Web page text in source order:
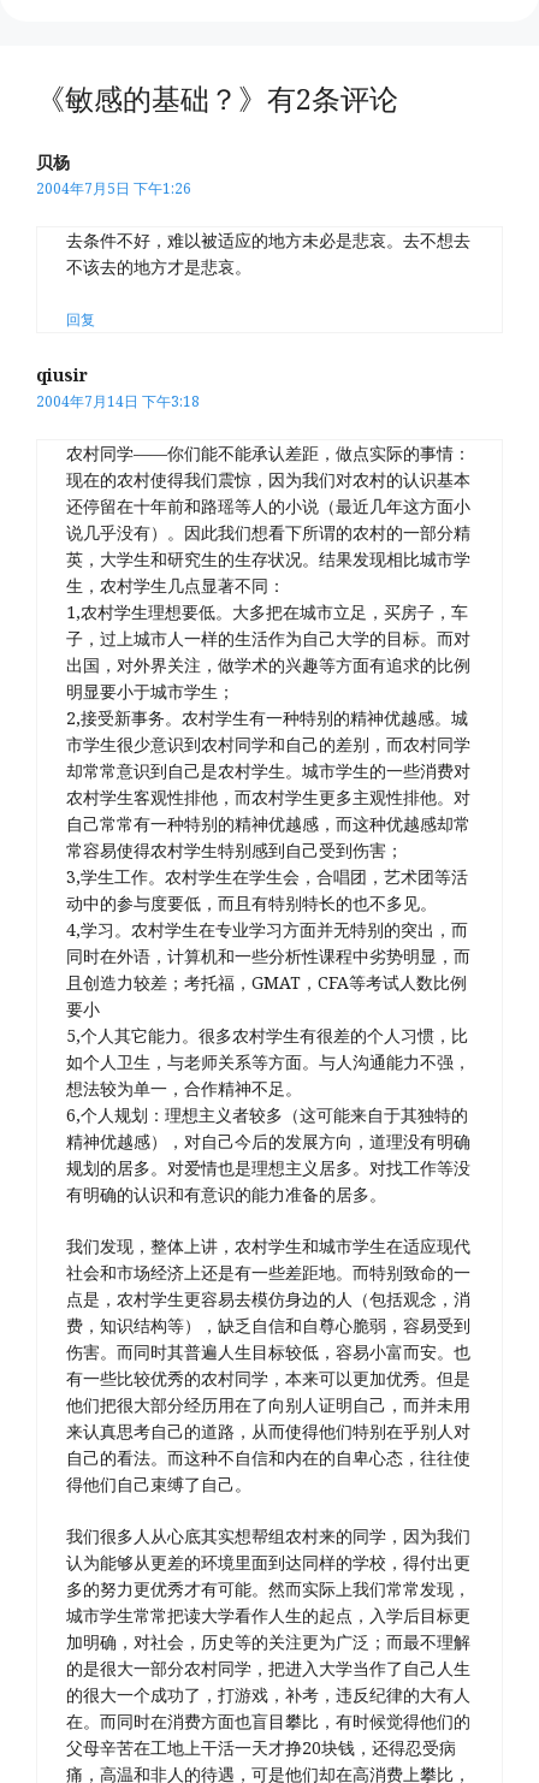
《敏感的基础？》有2条评论
贝杨
2004年7月5日 下午1:26
去条件不好，难以被适应的地方未必是悲哀。去不想去
不该去的地方才是悲哀。
回复
qiusir
2004年7月14日 下午3:18
农村同学——你们能不能承认差距，做点实际的事情：
现在的农村使得我们震惊，因为我们对农村的认识基本
还停留在十年前和路瑶等人的小说（最近几年这方面小
说几乎没有）。因此我们想看下所谓的农村的一部分精
英，大学生和研究生的生存状况。结果发现相比城市学
生，农村学生几点显著不同：
1,农村学生理想要低。大多把在城市立足，买房子，车
子，过上城市人一样的生活作为自己大学的目标。而对
出国，对外界关注，做学术的兴趣等方面有追求的比例
明显要小于城市学生；
2,接受新事务。农村学生有一种特别的精神优越感。城
市学生很少意识到农村同学和自己的差别，而农村同学
却常常意识到自己是农村学生。城市学生的一些消费对
农村学生客观性排他，而农村学生更多主观性排他。对
自己常常有一种特别的精神优越感，而这种优越感却常
常容易使得农村学生特别感到自己受到伤害；
3,学生工作。农村学生在学生会，合唱团，艺术团等活
动中的参与度要低，而且有特别特长的也不多见。
4,学习。农村学生在专业学习方面并无特别的突出，而
同时在外语，计算机和一些分析性课程中劣势明显，而
且创造力较差；考托福，GMAT，CFA等考试人数比例
要小
5,个人其它能力。很多农村学生有很差的个人习惯，比
如个人卫生，与老师关系等方面。与人沟通能力不强，
想法较为单一，合作精神不足。
6,个人规划：理想主义者较多（这可能来自于其独特的
精神优越感），对自己今后的发展方向，道理没有明确
规划的居多。对爱情也是理想主义居多。对找工作等没
有明确的认识和有意识的能力准备的居多。
我们发现，整体上讲，农村学生和城市学生在适应现代
社会和市场经济上还是有一些差距地。而特别致命的一
点是，农村学生更容易去模仿身边的人（包括观念，消
费，知识结构等），缺乏自信和自尊心脆弱，容易受到
伤害。而同时其普遍人生目标较低，容易小富而安。也
有一些比较优秀的农村同学，本来可以更加优秀。但是
他们把很大部分经历用在了向别人证明自己，而并未用
来认真思考自己的道路，从而使得他们特别在乎别人对
自己的看法。而这种不自信和内在的自卑心态，往往使
得他们自己束缚了自己。
我们很多人从心底其实想帮组农村来的同学，因为我们
认为能够从更差的环境里面到达同样的学校，得付出更
多的努力更优秀才有可能。然而实际上我们常常发现，
城市学生常常把读大学看作人生的起点，入学后目标更
加明确，对社会，历史等的关注更为广泛；而最不理解
的是很大一部分农村同学，把进入大学当作了自己人生
的很大一个成功了，打游戏，补考，违反纪律的大有人
在。而同时在消费方面也盲目攀比，有时候觉得他们的
父母辛苦在工地上干活一天才挣20块钱，还得忍受病
痛，高温和非人的待遇，可是他们却在高消费上攀比，